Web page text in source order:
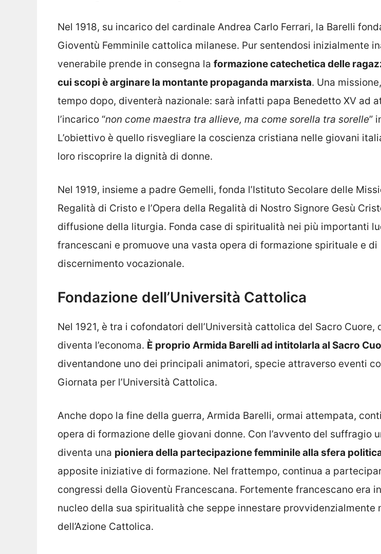
Nel 1918, su incarico del cardinale Andrea Carlo Ferrari, la Barelli
Gioventù Femminile cattolica milanese. Pur sentendosi inizialmente
venerabile prende in consegna la formazione catechetica delle
cui scopi è arginare la montante propaganda marxista. Una
tempo dopo, diventerà nazionale: sarà infatti papa Benedetto XV ad
l’incarico “non come maestra tra allieve, ma come sorella tra sorelle”
L’obiettivo è quello risvegliare la coscienza cristiana nelle giovani
loro riscoprire la dignità di donne.
Nel 1919, insieme a padre Gemelli, fonda l’Istituto Secolare delle
Regalità di Cristo e l’Opera della Regalità di Nostro Signore Gesù
diffusione della liturgia. Fonda case di spiritualità nei più importanti
francescani e promuove una vasta opera di formazione spirituale e di
discernimento vocazionale.
Fondazione dell’Università Cattolica
Nel 1921, è tra i cofondatori dell’Università cattolica del Sacro Cuore,
diventa l’economa. È proprio Armida Barelli ad intitolarla al Sacro
diventandone uno dei principali animatori, specie attraverso eventi
Giornata per l’Università Cattolica.
Anche dopo la fine della guerra, Armida Barelli, ormai attempata,
opera di formazione delle giovani donne. Con l’avvento del suffragio
diventa una pioniera della partecipazione femminile alla sfera
apposite iniziative di formazione. Nel frattempo, continua a
congressi della Gioventù Francescana. Fortemente francescano era
nucleo della sua spiritualità che seppe innestare provvidenzialmente
dell’Azione Cattolica.